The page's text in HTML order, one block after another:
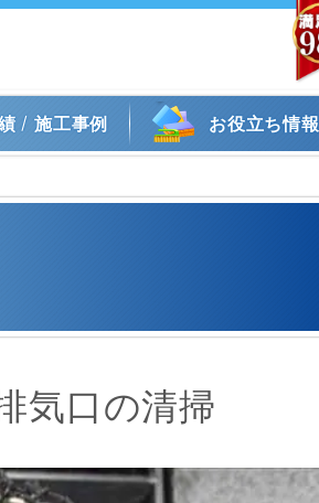
/ 施工事例 お役立ち情報
気口の清掃